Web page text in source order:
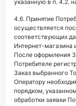
указанную в п. 4.2.
4.6. Принятие
осуществляется
соответствующих
Интернет-магазина
После оформления
Потребителе
Заказ выбранного
Оператору
порядком,
обработки заявки